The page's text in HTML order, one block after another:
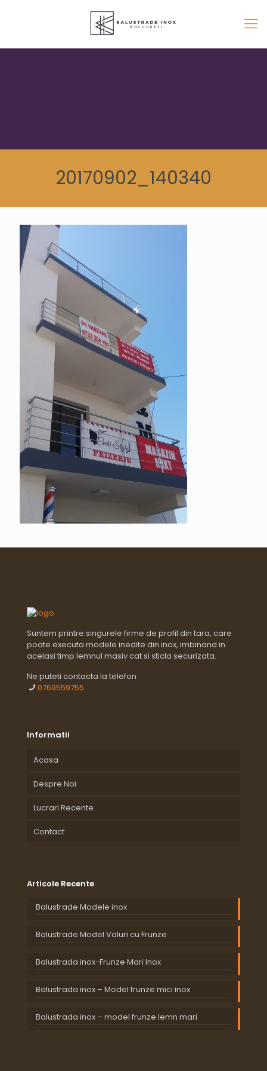
20170902_140340
Suntem printre singurele firme de profil din tara, care
poate executa modele inedite din inox, imbinand in
acelasi timp lemnul masiv cat si sticla securizata.
Ne puteti contacta la telefon
0769559755
Informatii
Acasa
Despre Noi
Lucrari Recente
Contact
Articole Recente
Balustrade Modele inox
Balustrade Model Valuri cu Frunze
Balustrada inox-Frunze Mari Inox
Balustrada inox – Model frunze mici inox
Balustrada inox – model frunze lemn mari